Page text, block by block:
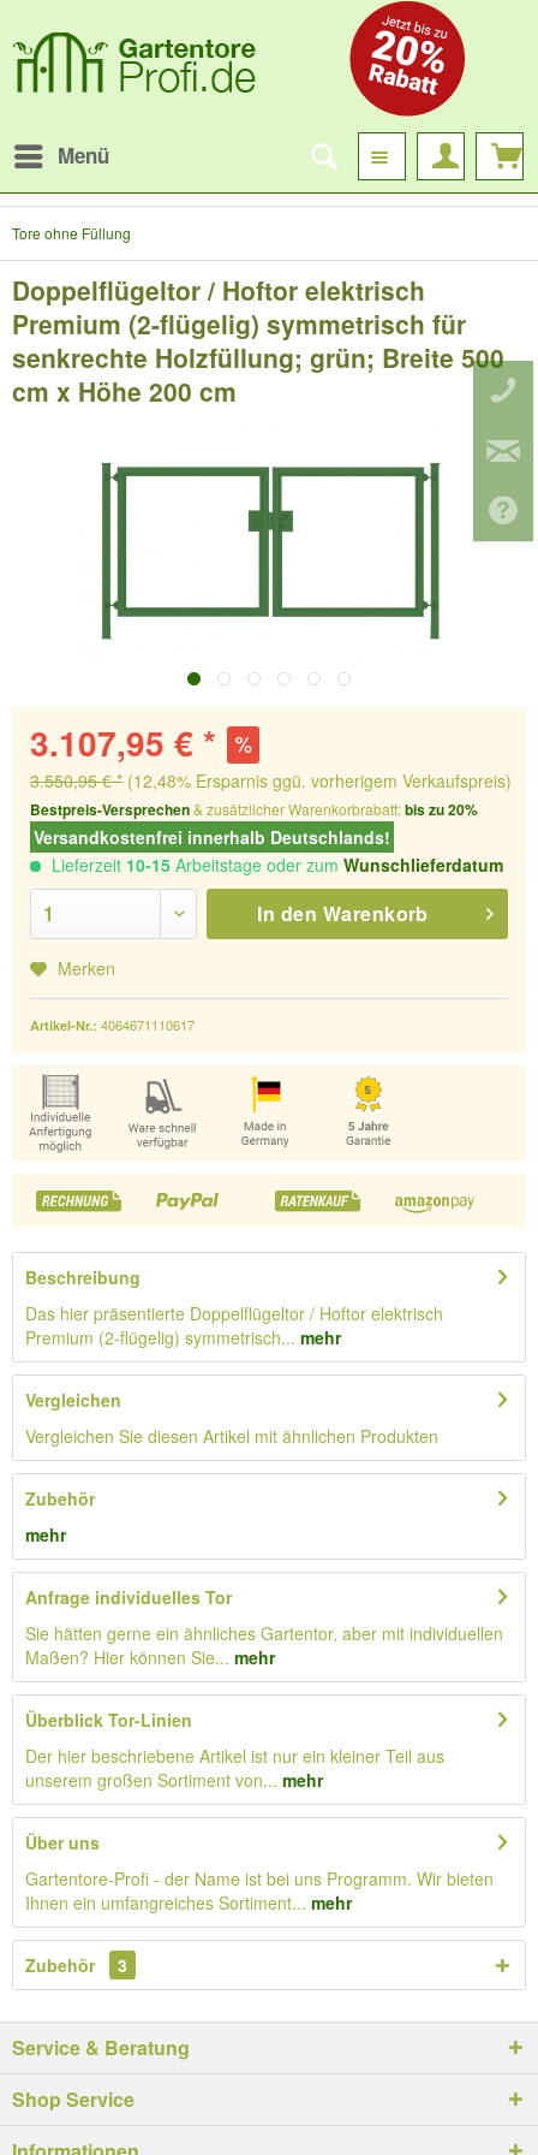
Menü
Tore ohne Füllung
Doppelflügeltor / Hoftor elektrisch
Premium (2-flügelig) symmetrisch für
senkrechte Holzfüllung; grün; Breite 500
cm x Höhe 200 cm
3.107,95 € *
3.550,95 € * (12,48% Ersparnis ggü. vorherigem Verkaufspreis)
Bestpreis-Versprechen& zusätzlicher Warenkorbrabatt:bis zu 20%
Versandkostenfrei innerhalb Deutschlands!
Lieferzeit 10-15 Arbeitstage oder zum Wunschlieferdatum
In den Warenkorb
Merken
Artikel-Nr.: 4064671110617
Beschreibung
Das hier präsentierte Doppelflügeltor / Hoftor elektrisch
Premium (2-flügelig) symmetrisch... mehr
Vergleichen
Vergleichen Sie diesen Artikel mit ähnlichen Produkten
Zubehör
mehr
Anfrage individuelles Tor
Sie hätten gerne ein ähnliches Gartentor, aber mit individuellen
Maßen? Hier können Sie... mehr
Überblick Tor-Linien
Der hier beschriebene Artikel ist nur ein kleiner Teil aus
unserem großen Sortiment von... mehr
Über uns
Gartentore-Profi - der Name ist bei uns Programm. Wir bieten
Ihnen ein umfangreiches Sortiment... mehr
Zubehör 3
Service & Beratung
Shop Service